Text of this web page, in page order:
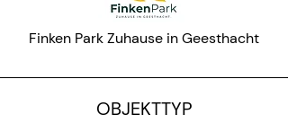
Finken Park Zuhause in Geesthacht
OBJEKTTYP